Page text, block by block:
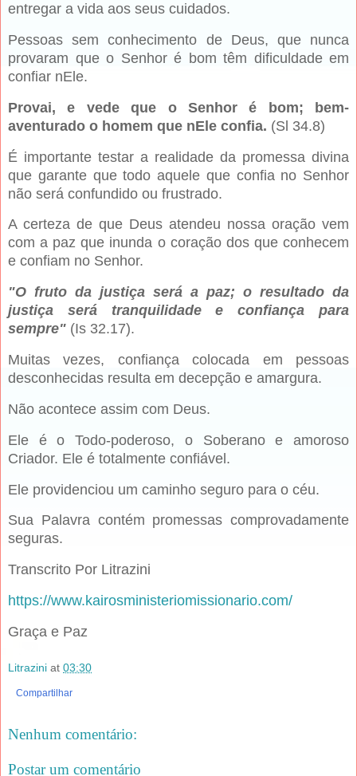
entregar a vida aos seus cuidados.
Pessoas sem conhecimento de Deus, que nunca
provaram que o Senhor é bom têm dificuldade em
confiar nEle.
Provai, e vede que o Senhor é bom; bem-
aventurado o homem que nEle confia. (Sl 34.8)
É importante testar a realidade da promessa divina
que garante que todo aquele que confia no Senhor
não será confundido ou frustrado.
A certeza de que Deus atendeu nossa oração vem
com a paz que inunda o coração dos que conhecem
e confiam no Senhor.
"O fruto da justiça será a paz; o resultado da
justiça será tranquilidade e confiança para
sempre" (Is 32.17).
Muitas vezes, confiança colocada em pessoas
desconhecidas resulta em decepção e amargura.
Não acontece assim com Deus.
Ele é o Todo-poderoso, o Soberano e amoroso
Criador. Ele é totalmente confiável.
Ele providenciou um caminho seguro para o céu.
Sua Palavra contém promessas comprovadamente
seguras.
Transcrito Por Litrazini
https://www.kairosministeriomissionario.com/
Graça e Paz
Litrazini at 03:30
Compartilhar
Nenhum comentário:
Postar um comentário